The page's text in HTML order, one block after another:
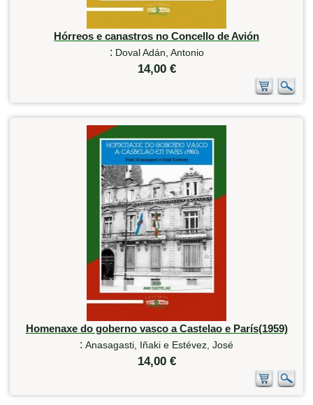
Hórreos e canastros no Concello de Avión
: Doval Adán, Antonio
14,00 €
Homenaxe do goberno vasco a Castelao e París(1959)
: Anasagasti, Iñaki e Estévez, José
14,00 €